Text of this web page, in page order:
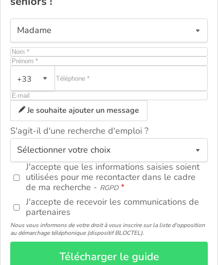
+33
Je souhaite ajouter un message
S'agit-il d'une recherche d'emploi ?
J'accepte que les informations saisies soient
utilisées pour me recontacter dans le cadre
de ma recherche - RGPD
J'accepte de recevoir les communications de
partenaires
Nous vous informons de votre droit à vous inscrire sur la liste d'opposition
au démarchage téléphonique (dispositif BLOCTEL).
Télécharger le guide
ou